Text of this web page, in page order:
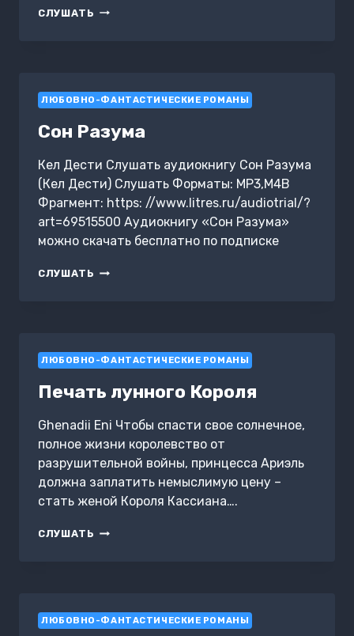
СЛУШАТЬ ЗАКРЫТЫЙ
ЛЮБОВНО-ФАНТАСТИЧЕСКИЕ РОМАНЫ
Сон Разума
Кел Дести Слушать аудиокнигу Сон Разума
(Кел Дести) Слушать Форматы: MP3,M4B
Фрагмент: https: //www.litres.ru/audiotrial/?
art=69515500 Аудиокнигу «Сон Разума»
можно скачать бесплатно по подписке
СЛУШАТЬ СОН
ЛЮБОВНО-ФАНТАСТИЧЕСКИЕ РОМАНЫ
Печать лунного Короля
Ghenadii Eni Чтобы спасти свое солнечное,
полное жизни королевство от
разрушительной войны, принцесса Ариэль
должна заплатить немыслимую цену –
стать женой Короля Кассиана….
СЛУШАТЬ ПЕЧАТЬ
ЛЮБОВНО-ФАНТАСТИЧЕСКИЕ РОМАНЫ